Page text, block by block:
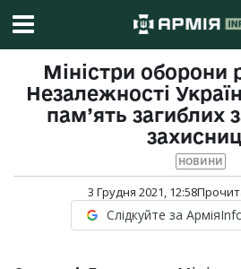
Міністри оборони
Незалежності
пам’ять загиблих
НОВИНИ
3 Грудня 2021, 12:58
Слідкуйте за